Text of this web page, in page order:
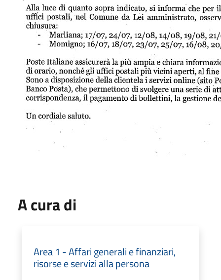
A cura di
Area 1 - Affari generali e finanziari,
risorse e servizi alla persona